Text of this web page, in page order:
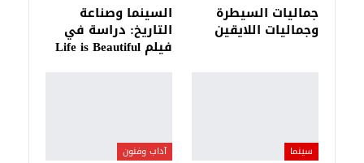
جماليات السيطرة
وجماليات اللايقين
السينما وصناعة
التاريخ: دراسة في
فيلم Life is Beautiful
سينما آداب وفنون